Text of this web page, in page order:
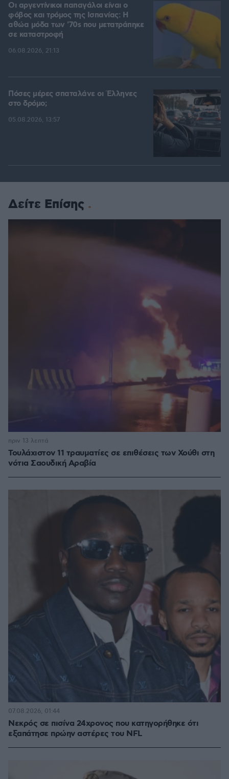
Οι αργεντίνικοι παπαγάλοι είναι ο
φόβος και τρόμος της Ισπανίας: Η
αθώα μόδα των '70s που μετατράπηκε
σε καταστροφή
06.08.2026, 21:13
Πόσες μέρες σπαταλάνε οι Έλληνες
στο δρόμο;
05.08.2026, 13:57
Δείτε Επίσης
Τουλάχιστον 11 τραυματίες σε επιθέσεις των Χούθι στη
νότια Σαουδική Αραβία
πριν 13 λεπτά
Νεκρός σε πισίνα 24χρονος που κατηγορήθηκε ότι
εξαπάτησε πρώην αστέρες του NFL
07.08.2026, 01:44